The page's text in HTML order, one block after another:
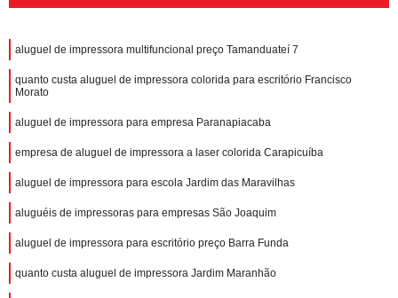
aluguel de impressora multifuncional preço Tamanduateí 7
quanto custa aluguel de impressora colorida para escritório Francisco
Morato
aluguel de impressora para empresa Paranapiacaba
empresa de aluguel de impressora a laser colorida Carapicuíba
aluguel de impressora para escola Jardim das Maravilhas
aluguéis de impressoras para empresas São Joaquim
aluguel de impressora para escritório preço Barra Funda
quanto custa aluguel de impressora Jardim Maranhão